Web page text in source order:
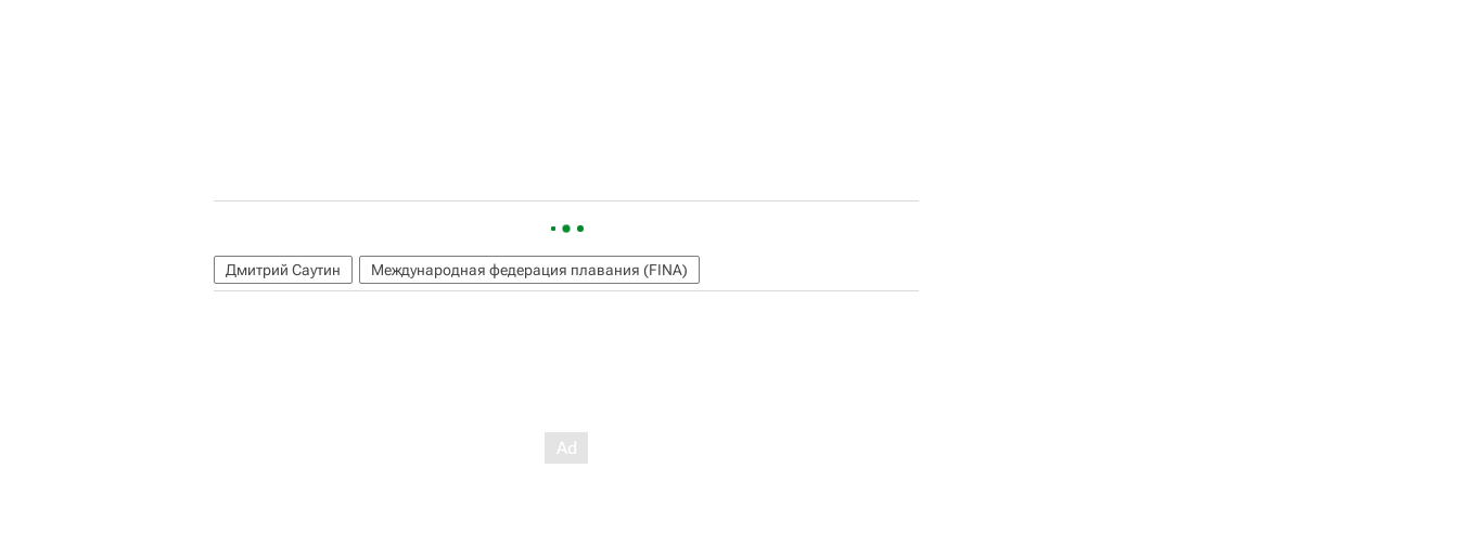
Дмитрий Саутин Международная федерация плавания (FINA)